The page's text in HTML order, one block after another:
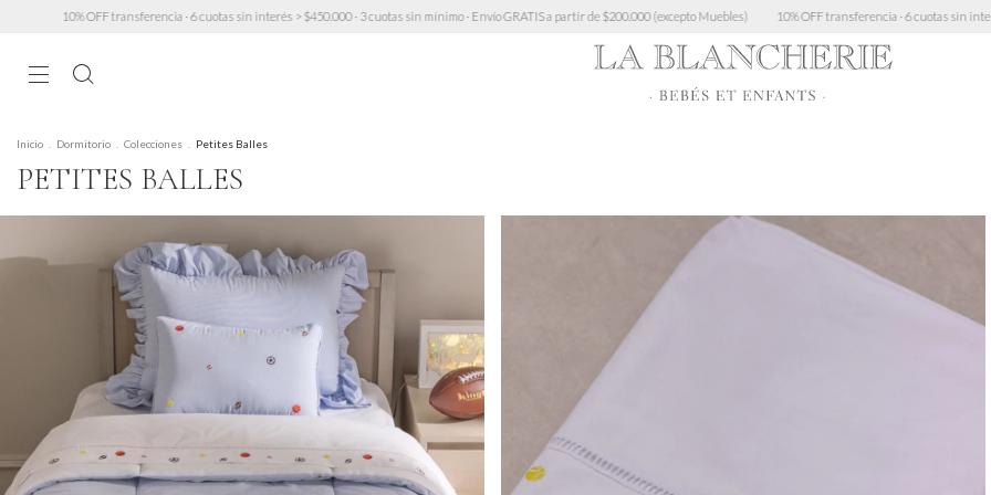
transferencia · 6 cuotas sin interés > $450.000 · 3 cuotas sin mínimo · Envío GRATIS a partir de $200.000 (excepto Muebles) 10% OFF transferencia · 6 cuotas sin interés > $450.000
Inicio Dormitorio Colecciones Petites Balles
PETITES BALLES